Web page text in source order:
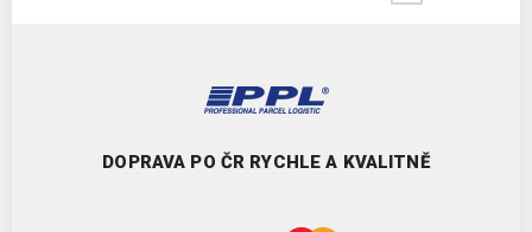
DOPRAVA PO ČR RYCHLE A KVALITNĚ